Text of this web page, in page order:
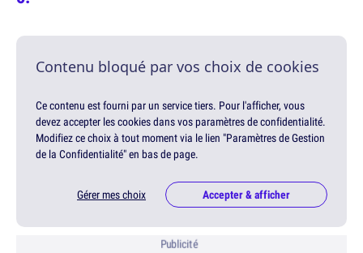
Contenu bloqué par vos choix de cookies
Ce contenu est fourni par un service tiers. Pour l'afficher, vous
devez accepter les cookies dans vos paramètres de confidentialité.
Modifiez ce choix à tout moment via le lien "Paramètres de Gestion
de la Confidentialité" en bas de page.
Gérer mes choix Accepter & afficher
Publicité